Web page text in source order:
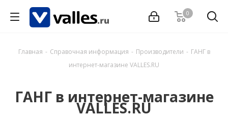
0
Главная - Справочная информация - Производители - ГАНГ в
интернет-магазине VALLES.RU
ГАНГ в интернет-магазине
VALLES.RU